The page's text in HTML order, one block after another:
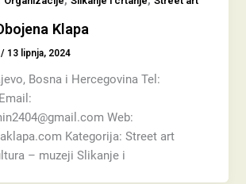
Klapa
/ 13 lipnja, 2024
Bosna i Hercegovina Tel:
Web:
Kategorija: Street art
– muzeji Slikanje i